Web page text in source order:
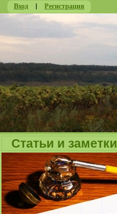
Вход | Регистрация
Статьи и заметки